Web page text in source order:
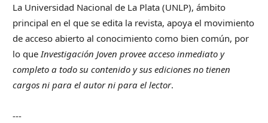
La Universidad Nacional de La Plata (UNLP), ámbito
principal en el que se edita la revista, apoya el movimiento
de acceso abierto al conocimiento como bien común, por
lo queInvestigación Joven provee acceso inmediato y
completo a todo su contenido y sus ediciones no tienen
cargos ni para el autor ni para el lector.
---